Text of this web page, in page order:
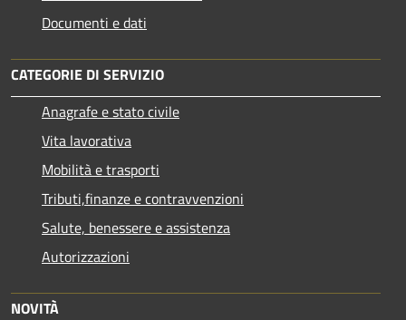
Documenti e dati
CATEGORIE DI SERVIZIO
Anagrafe e stato civile
Vita lavorativa
Mobilità e trasporti
Tributi,finanze e contravvenzioni
Salute, benessere e assistenza
Autorizzazioni
NOVITÀ